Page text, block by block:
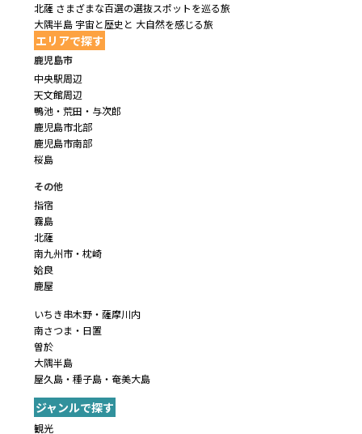
北薩 さまざまな百選の選抜スポットを巡る旅
大隅半島 宇宙と歴史と 大自然を感じる旅
エリアで探す
鹿児島市
中央駅周辺
天文館周辺
鴨池・荒田・与次郎
鹿児島市北部
鹿児島市南部
桜島
その他
指宿
霧島
北薩
南九州市・枕崎
姶良
鹿屋
いちき串木野・薩摩川内
南さつま・日置
曽於
大隅半島
屋久島・種子島・奄美大島
ジャンルで探す
観光